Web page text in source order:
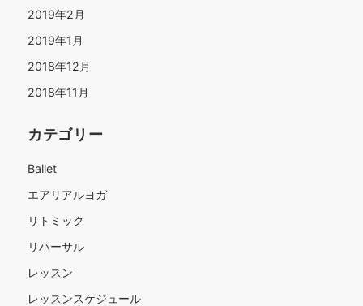
2019年2月
2019年1月
2018年12月
2018年11月
カテゴリー
Ballet
エアリアルヨガ
リトミック
リハーサル
レッスン
レッスンスケジュール